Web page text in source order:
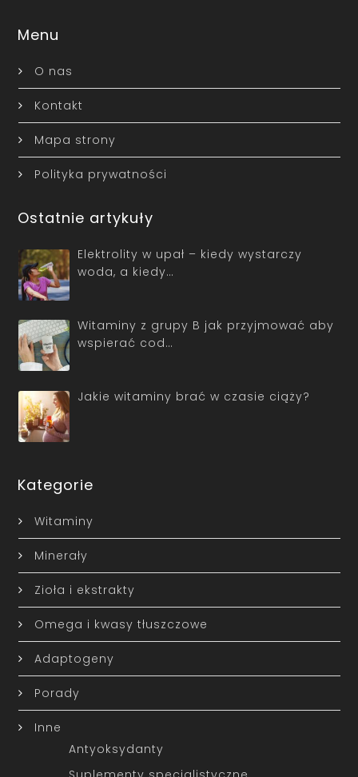
Menu
O nas
Kontakt
Mapa strony
Polityka prywatności
Ostatnie artykuły
Elektrolity w upał – kiedy wystarczy
woda, a kiedy…
Witaminy z grupy B jak przyjmować aby
wspierać cod…
Jakie witaminy brać w czasie ciąży?
Kategorie
Witaminy
Minerały
Zioła i ekstrakty
Omega i kwasy tłuszczowe
Adaptogeny
Porady
Inne
Antyoksydanty